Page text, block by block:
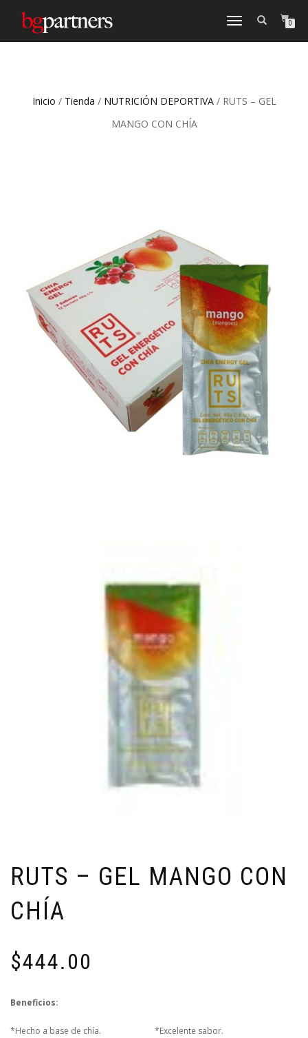
CAMBIAR
0
Inicio / Tienda / NUTRICIÓN DEPORTIVA/ RUTS – GEL
MANGO CON CHÍA
RUTS – GEL MANGO CON
CHÍA
$444.00
Beneficios:
*Hecho a base de chía. *Excelente sabor.